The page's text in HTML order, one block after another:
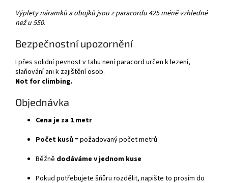
Výplety náramků a obojků jsou z paracordu 425 méně vzhledné
než u 550.
Bezpečnostní upozornění
I přes solidní pevnost v tahu není paracord určen k lezení,
slaňování ani k zajištění osob.
Not for climbing.
Objednávka
Cena je za 1 metr
Počet kusů= požadovaný počet metrů
Běžně dodáváme v jednom kuse
Pokud potřebujete šňůru rozdělit, napište to prosím do